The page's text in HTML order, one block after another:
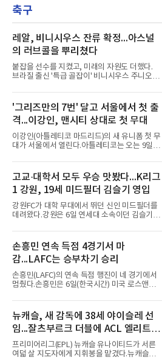
산 내역 등 일부 필수 자료가 빠졌다며 서류 미비
를 지적했다.관심이 쏠리는 이
현재 미야지의 상황을 고려하면 단순한 1군 콜
업 준비로 보기에는 무리가 있어보인다.미야지
무대에서는 제구 불안이 반복됐다. 빠른 공이라
는 확실한 장점을 갖고 있음에도 볼넷과 사구가
이어지면서 안정감을 보여주지 못했다.삼성으로
서는 고민이 깊어질 수밖에 없다.아시아쿼터 시
장 특성상 교체가 쉽지는 않지만, 시즌 후반 순
위 경쟁을 생각하면 불안한
축구
레알, 비니시우스 잔류 확정...아스널
의 러브콜을 뿌리쳤다
붙잡을 선수를 지켰고, 미래의 자원도 더했다.
브라질 출신 '특급 골잡이' 비니시우스 주니오르
이어간다.스페인 프로축구 프리메라리가 '거함'
레알 마드리드는 7일(한국시간) 비니시우스와
2032년 6월 30일까지 유효한 6년 연장 계약에
합의했다고 공식 발표했다. 비니시우스는 재계
약 확정 후 사회관계망서비스(SNS)에 베르나베
우에서의 8년은 너무 짧다며, 앞으로 6년, 그리
고 영원히 함께하겠다고 애정을 드러냈다.성사
관심을 받았는데, 18개월간 이어진 재계약 협상
이 한때 교착됐기 때문이다. 그러
'그리즈만의 7번' 달고 서울에서 첫 출
격...이강인, 맨시티 상대로 첫 무대
이강인(아틀레티코 마드리드)의 새 유니폼 첫 무
대가 서울에서 열린다.아틀레티코는 오는 9일
와 2026 쿠팡플레이 시리즈 친선 경기를 치른다.
구단 소집 명단에 이강인이 포함되면서 변수가
없는 한 그의 첫 출격은 서울이 된다.등번호부터
무게가 실렸다. 이강인은 첫 경기부터 7번을 단
다. 2010년대 팀의 전성기를 이끈 앙투안 그리즈
만이 달았던 번호다.합류 과정은 순탄치 않았다.
스페인으로 건너가려던 그는 병역 특례 행정 절
짧게 호흡을 맞춰 경기에 나선다.역할도 관심사
다. 유려한 탈압박과
고교·대학서 모두 우승 맛봤다...K리그
1 강원, 19세 미드필더 김슬기 영입
강원FC가 대학 무대에서 뛰던 신인 미드필더를
데려왔다.강원은 6일 연세대 소속이던 김슬기
조건을 갖췄다.이력은 우승으로 채워져 있다. 수
원고 시절 주축으로 활약하며 지난해 전국고등
리그와 추계전국고등대회 우승에 기여했고, 올
해 연세대 진학 후에는 춘계한산대첩기대학대회
정상에 올랐다. 2024년에는 17세 이하(U-17) 대
표팀 훈련에도 소집됐다.김슬기는 입단하게 돼
기쁘고 영광이라며 프로 무대에서도 성장해 팀
손흥민 연속 득점 4경기서 마
감...LAFC는 승부차기 승리
손흥민(LAFC)의 연속 득점 행진이 네 경기에서
멈췄다.손흥민은 6일(한국시간) 미국 로스앤젤
컵 리그 페이즈 1차전 치바스 과달라하라(멕시
코)전에 선발 출전했으나 공격포인트 없이 후반
41분 타일러 보이드와 교체됐다. 이날 골을 넣었
다면 공식전 5경기 연속 득점이었다. 다만 메이
저리그사커(MLS)에서 이어온 4경기 연속골 기
록은 유지된다.경기는 팽팽했다. 전반 38분 다비
드 마르티네스의 땅볼 크로스를 드니 부앙가가
뉴캐슬, 새 감독에 38세 야이슬레 선
임...잘츠부르크 더블에 ACL 엘리트 2
연패 경력
프리미어리그(EPL) 뉴캐슬 유나이티드가 서른
여덟 살 지도자에게 지휘봉을 맡겼다.뉴캐슬은